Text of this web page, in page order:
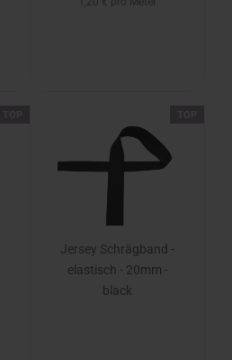
Jersey Schrägband -
elastisch - 20mm -
black